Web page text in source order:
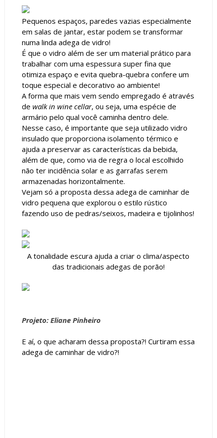
Pequenos espaços, paredes vazias especialmente
em salas de jantar, estar podem se transformar
numa linda adega de vidro!
É que o vidro além de ser um material prático para
trabalhar com uma espessura super fina que
otimiza espaço e evita quebra-quebra confere um
toque especial e decorativo ao ambiente!
A forma que mais vem sendo empregado é através
de walk in wine cellar, ou seja, uma espécie de
armário pelo qual você caminha dentro dele.
Nesse caso, é importante que seja utilizado vidro
insulado que proporciona isolamento térmico e
ajuda a preservar as características da bebida,
além de que, como via de regra o local escolhido
não ter incidência solar e as garrafas serem
armazenadas horizontalmente.
Vejam só a proposta dessa adega de caminhar de
vidro pequena que explorou o estilo rústico
fazendo uso de pedras/seixos, madeira e tijolinhos!
A tonalidade escura ajuda a criar o clima/aspecto
das tradicionais adegas de porão!
Projeto: Eliane Pinheiro
E aí, o que acharam dessa proposta?! Curtiram essa
adega de caminhar de vidro?!